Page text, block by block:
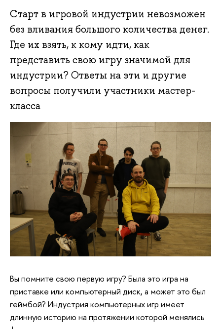
Старт в игровой индустрии невозможен
без вливания большого количества денег.
Где их взять, к кому идти, как
представить свою игру значимой для
индустрии? Ответы на эти и другие
вопросы получили участники мастер-
класса
Вы помните свою первую игру? Была это игра на
приставке или компьютерный диск, а может это был
геймбой? Индустрия компьютерных игр имеет
длинную историю на протяжении которой менялись